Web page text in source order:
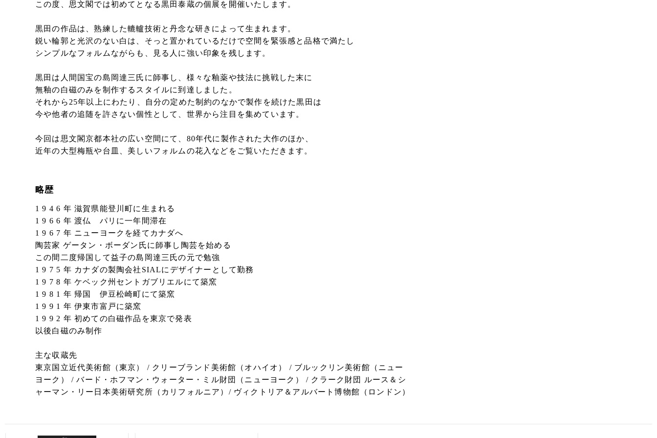
この度、思文閣では初めてとなる黒田泰蔵の個展を開催いたします。
黒田の作品は、熟練した轆轤技術と丹念な研きによって生まれます。
鋭い輪郭と光沢のない白は、そっと置かれているだけで空間を緊張感と品格で満たし
シンプルなフォルムながらも、見る人に強い印象を残します。
黒田は人間国宝の島岡達三氏に師事し、様々な釉薬や技法に挑戦した末に
無釉の白磁のみを制作するスタイルに到達しました。
それから25年以上にわたり、自分の定めた制約のなかで製作を続けた黒田は
今や他者の追随を許さない個性として、世界から注目を集めています。
今回は思文閣京都本社の広い空間にて、80年代に製作された大作のほか、
近年の大型梅瓶や台皿、美しいフォルムの花入などをご覧いただきます。
略歴
1 9 4 6 年 滋賀県能登川町に生まれる
1 9 6 6 年 渡仏 パリに一年間滞在
1 9 6 7 年 ニューヨークを経てカナダへ
陶芸家 ゲータン・ボーダン氏に師事し陶芸を始める
この間二度帰国して益子の島岡達三氏の元で勉強
1 9 7 5 年 カナダの製陶会社SIALにデザイナーとして勤務
1 9 7 8 年 ケベック州セントガブリエルにて築窯
1 9 8 1 年 帰国 伊豆松崎町にて築窯
1 9 9 1 年 伊東市富戸に築窯
1 9 9 2 年 初めての白磁作品を東京で発表
以後白磁のみ制作
主な収蔵先
東京国立近代美術館（東京） / クリーブランド美術館（オハイオ） / ブルックリン美術館（ニュー
ヨーク） / バード・ホフマン・ウォーター・ミル財団（ニューヨーク） / クラーク財団 ルース＆シ
ャーマン・リー日本美術研究所（カリフォルニア）/ ヴィクトリア＆アルバート博物館（ロンドン）